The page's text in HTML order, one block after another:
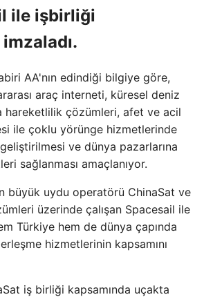
ile işbirliği
AA'nın edindiği bilgiye göre,
araç interneti, küresel deniz
hareketlilik çözümleri, afet ve acil
ile çoklu yörünge hizmetlerinde
ve dünya pazarlarına
sağlanması amaçlanıyor.
büyük uydu operatörü ChinaSat ve
üzerinde çalışan Spacesail ile
Türkiye hem de dünya çapında
hizmetlerinin kapsamını
iş birliği kapsamında uçakta